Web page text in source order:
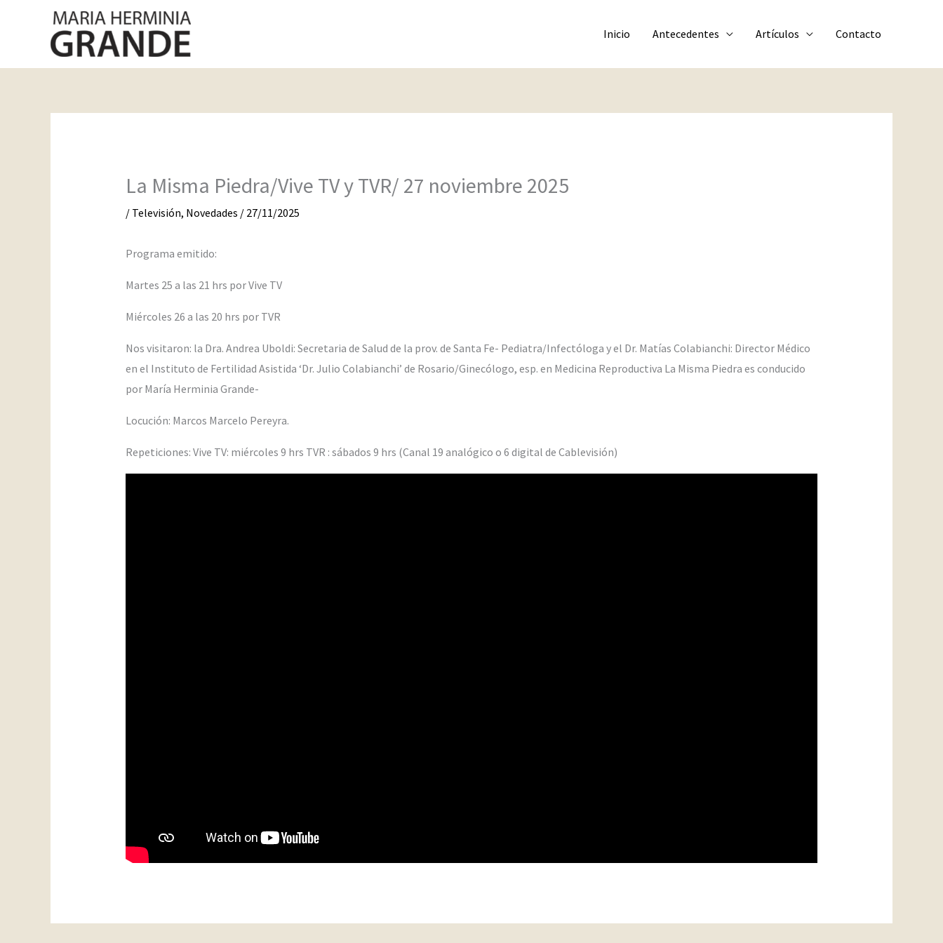
Inicio Antecedentes Artículos Contacto
La Misma Piedra/Vive TV y TVR/ 27 noviembre 2025
/ Televisión, Novedades / 27/11/2025
Programa emitido:
Martes 25 a las 21 hrs por Vive TV
Miércoles 26 a las 20 hrs por TVR
Nos visitaron: la Dra. Andrea Uboldi: Secretaria de Salud de la prov. de Santa Fe- Pediatra/Infectóloga y el Dr. Matías Colabianchi: Director Médico
en el Instituto de Fertilidad Asistida ‘Dr. Julio Colabianchi’ de Rosario/Ginecólogo, esp. en Medicina Reproductiva La Misma Piedra es conducido
por María Herminia Grande-
Locución: Marcos Marcelo Pereyra.
Repeticiones: Vive TV: miércoles 9 hrs TVR : sábados 9 hrs (Canal 19 analógico o 6 digital de Cablevisión)